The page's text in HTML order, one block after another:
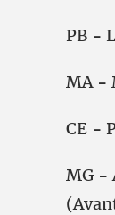
PB -
MA-
CE -
MG -